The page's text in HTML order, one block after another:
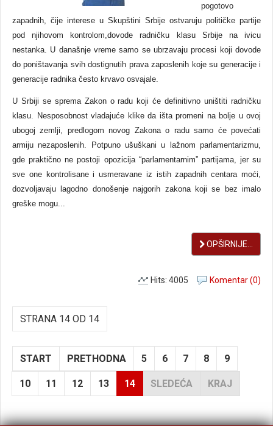
pogotovo
zapadnih, čije interese u Skupštini Srbije ostvaruju političke partije
pod njihovom kontrolom,dovode radničku klasu Srbije na ivicu
nestanka. U današnje vreme samo se ubrzavaju procesi koji dovode
do poništavanja svih dostignutih prava zaposlenih koje su generacije i
generacije radnika često krvavo osvajale.
U Srbiji se sprema Zakon o radu koji će definitivno uništiti radničku
klasu. Nesposobnost vladajuće klike da išta promeni na bolje u ovoj
ubogoj zemlji, predlogom novog Zakona o radu samo će povećati
armiju nezaposlenih. Potpuno ušuškani u lažnom parlamentarizmu,
gde praktično ne postoji opozicija “parlamentarnim” partijama, jer su
sve one kontrolisane i usmeravane iz istih zapadnih centara moći,
dozvoljavaju lagodno donošenje najgorih zakona koji se bez imalo
greške mogu...
OPŠIRNIJE...
Komentar (0)
Hits: 4005
STRANA 14 OD 14
START PRETHODNA 5 6 7 8 9
10 11 12 13 14 SLEDEĆA KRAJ